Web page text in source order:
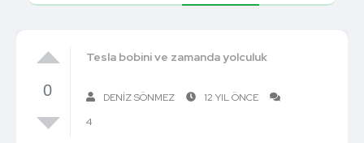
0
Tesla bobini ve zamanda yolculuk
DENIZ SÖNMEZ
12 YIL ÖNCE
4